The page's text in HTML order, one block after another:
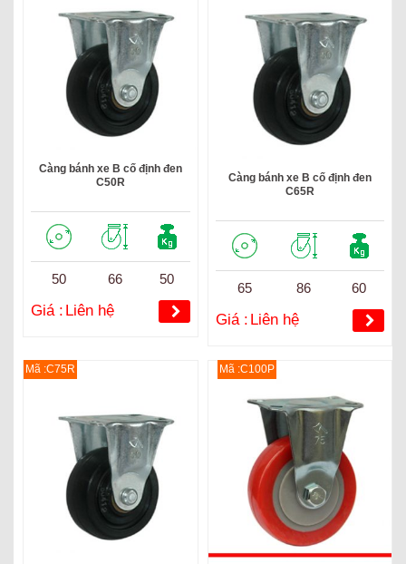
Càng bánh xe B cố định đen
C50R
50 66 50
Giá : Liên hệ
Càng bánh xe B cố định đen
C65R
65 86 60
Giá : Liên hệ
Mã :C75R Mã :C100P